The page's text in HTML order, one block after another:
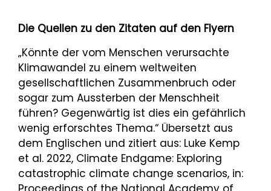
Die Quellen zu den Zitaten auf den Flyern
„Könnte der vom Menschen verursachte
Klimawandel zu einem weltweiten
gesellschaftlichen Zusammenbruch oder
sogar zum Aussterben der Menschheit
führen? Gegenwärtig ist dies ein gefährlich
wenig erforschtes Thema.“ Übersetzt aus
dem Englischen und zitiert aus: Luke Kemp
et al. 2022, Climate Endgame: Exploring
catastrophic climate change scenarios, in: